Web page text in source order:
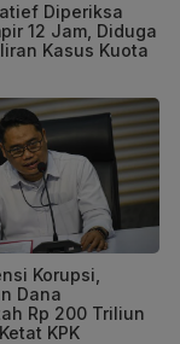
Diperiksa
12 Jam, Diduga
Kasus Kuota
Korupsi,
Dana
Rp 200 Triliun
KPK